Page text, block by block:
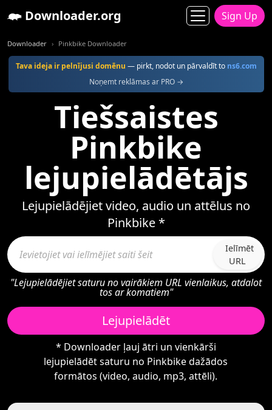
Downloader.org Sign Up
Downloader Pinkbike Downloader
Tava ideja ir pelnījusi domēnu — pirkt, nodot un pārvaldīt to ns6.com
Noņemt reklāmas ar PRO →
Tiešsaistes
Pinkbike
lejupielādētājs
Lejupielādējiet video, audio un attēlus no
Pinkbike *
Ielīmēt
URL
"Lejupielādējiet saturu no vairākiem URL vienlaikus, atdalot
tos ar komatiem"
Lejupielādēt
* Downloader ļauj ātri un vienkārši
lejupielādēt saturu no Pinkbike dažādos
formātos (video, audio, mp3, attēli).